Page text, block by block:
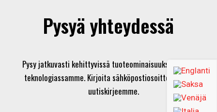
Pysyä yhteydessä
Pysy jatkuvasti kehittyvissä tuoteominaisuuksissamme ja
teknologiassamme. Kirjoita sähköpostiosoitteesi ja tilaa
uutiskirjeemme.